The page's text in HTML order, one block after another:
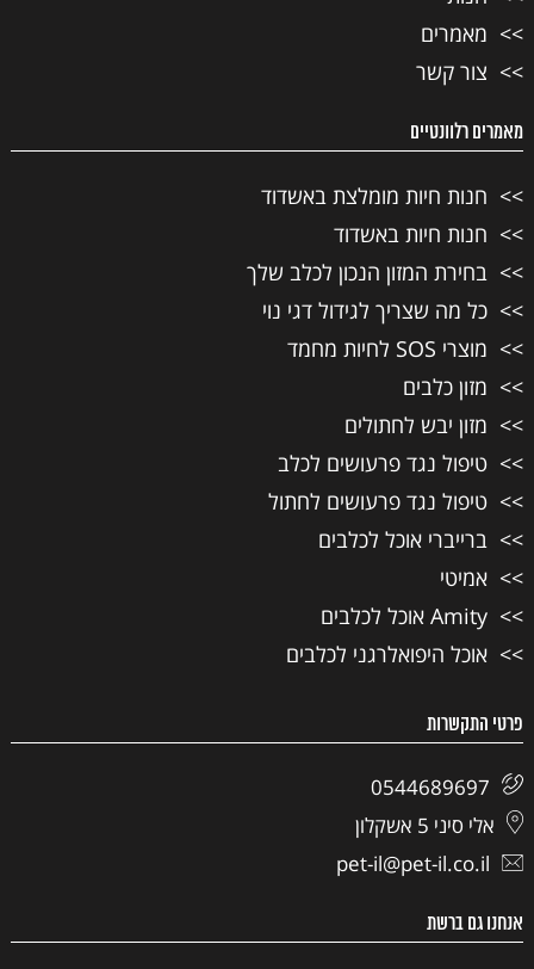
מאמרים
צור קשר
מאמרים רלוונטיים
חנות חיות מומלצת באשדוד
חנות חיות באשדוד
בחירת המזון הנכון לכלב שלך
כל מה שצריך לגידול דגי נוי
מוצרי SOS לחיות מחמד
מזון כלבים
מזון יבש לחתולים
טיפול נגד פרעושים לכלב
טיפול נגד פרעושים לחתול
ברייברי אוכל לכלבים
אמיטי
Amity אוכל לכלבים
אוכל היפואלרגני לכלבים
פרטי התקשרות
0544689697
אלי סיני 5 אשקלון
pet-il@pet-il.co.il
אנחנו גם ברשת